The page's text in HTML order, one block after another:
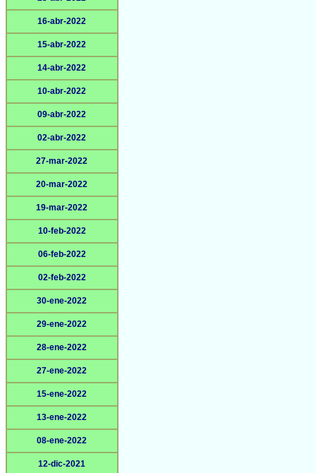
16-abr-2022
15-abr-2022
14-abr-2022
10-abr-2022
09-abr-2022
02-abr-2022
27-mar-2022
20-mar-2022
19-mar-2022
10-feb-2022
06-feb-2022
02-feb-2022
30-ene-2022
29-ene-2022
28-ene-2022
27-ene-2022
15-ene-2022
13-ene-2022
08-ene-2022
12-dic-2021